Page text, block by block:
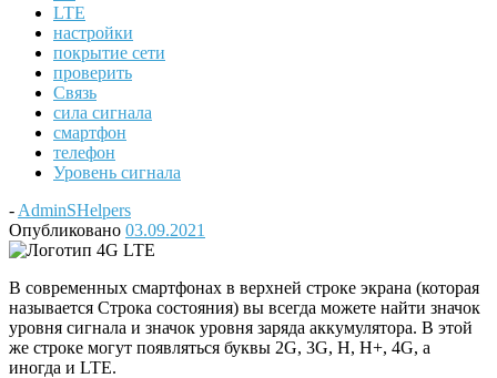
LTE
настройки
покрытие сети
проверить
Связь
сила сигнала
смартфон
телефон
Уровень сигнала
- AdminSHelpers
Опубликовано 03.09.2021
В современных смартфонах в верхней строке экрана (которая
называется Строка состояния) вы всегда можете найти значок
уровня сигнала и значок уровня заряда аккумулятора. В этой
же строке могут появляться буквы 2G, 3G, H, H+, 4G, а
иногда и LTE.